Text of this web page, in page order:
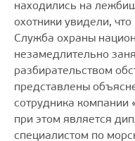
находились на
охотники увидели,
Служба охраны
незамедлительно
разбирательством
представлены
сотрудника компании
при этом является
специалистом по